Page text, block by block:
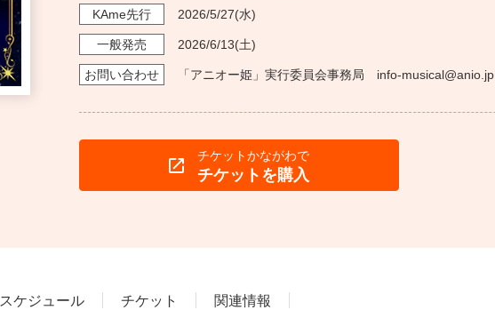
KAme先行 2026/5/27(水)
一般発売 2026/6/13(土)
お問い合わせ 「アニオー姫」実行委員会事務局 info-musical@anio.jp
チケットかながわで
チケットを購入
スケジュール チケット 関連情報